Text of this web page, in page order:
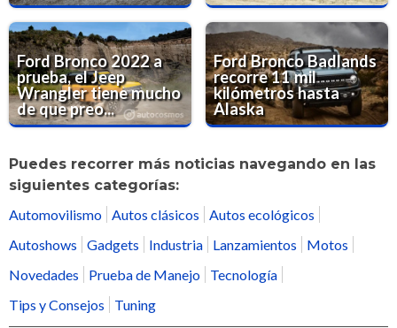
Ford Bronco 2022 a
prueba, el Jeep
Wrangler tiene mucho
de que preo...
Ford Bronco Badlands
recorre 11 mil
kilómetros hasta
Alaska
Puedes recorrer más noticias navegando en las
siguientes categorías:
Automovilismo Autos clásicos
Autos ecológicos
Autoshows
Gadgets Industria Lanzamientos
Motos
Novedades
Prueba de Manejo
Tecnología
Tips y Consejos
Tuning